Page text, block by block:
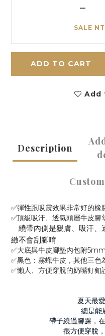
SALE
ADD TO CART
Add
Description
✅彈性跟吸震效果非常好的橡
✅頂級吸汗、透氣頭層牛皮
繞帶內側是親膚、吸汗、
緻不會刮腳唷
✅大底與牛皮腳墊內包附
✅黑色：霧蠟牛皮，其他三色
✅懶人、方便穿脫的奶嘴釘釦
夏天最
總是能
帶子繞過腳踝，
很方便穿脫